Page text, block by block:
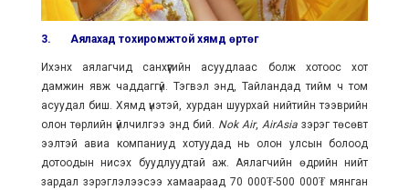
3. Аялахад тохиромжтой хямд өртөг
Ихэнх аялагчид санхүүгийн асуудлаас болж хотоос хот
дамжин явж чаддаггүй. Тэгвэл энд, Тайландад тийм ч том
асуудал биш. Хямд үнэтэй, хурдан шуурхай нийтийн тээврийн
олон төрлийн үйлчилгээ энд бий. Nok Air,AirAsia зэрэг төсөвт
ээлтэй авиа компаниуд хотуудад нь олон улсын болоод
дотоодын нисэх буудлуудтай аж. Аялагчийн өдрийн нийт
зардал зэрэглэлээсээ хамаараад 70 000₮-500 000₮ мянган